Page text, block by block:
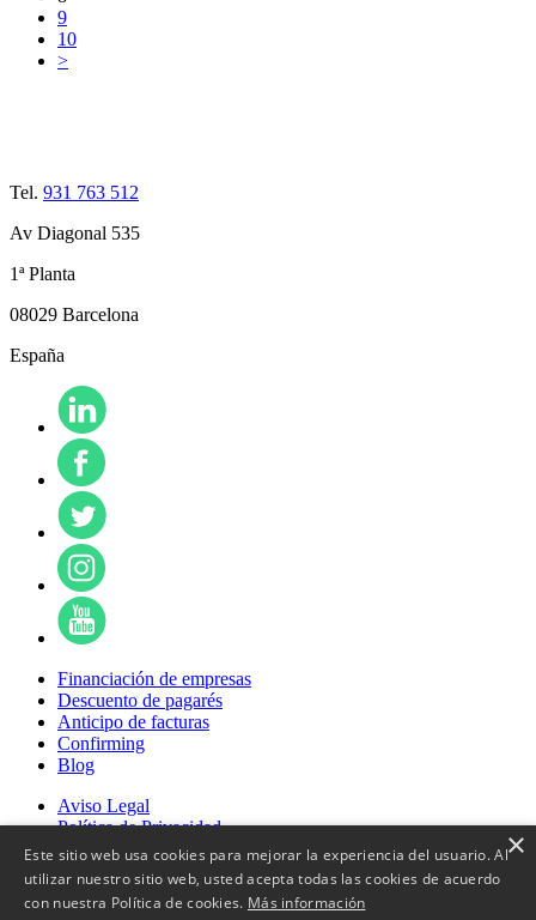
9
10
>
Tel. 931 763 512
Av Diagonal 535
1ª Planta
08029 Barcelona
España
Financiación de empresas
Descuento de pagarés
Anticipo de facturas
Confirming
Blog
Aviso Legal
Política de Privacidad
Política de Cookies
Condiciones contractuales
Preguntas Frecuentes
×
Este sitio web usa cookies para mejorar la experiencia del usuario. Al
utilizar nuestro sitio web, usted acepta todas las cookies de acuerdo
con nuestra Política de cookies. Más información